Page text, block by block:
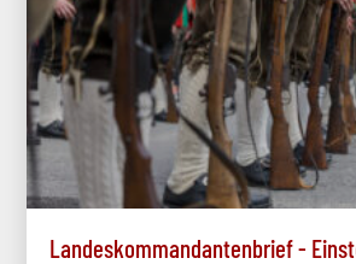
Landeskommandantenbrief -